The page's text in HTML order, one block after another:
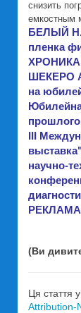
снизить
емкостным
БЕЛЫЙ Н.
пленка
ХРОНИКА
ШЕКЕРО
на
III
научно-
РЕКЛАМА
(Ви
Ця стаття
Attribution-